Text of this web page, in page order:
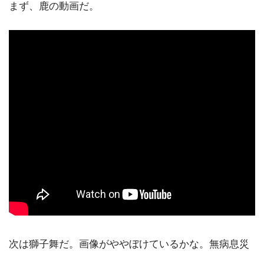
まず、鹿の動画だ。
次は獅子舞だ。画像がややぼけているかな。無病息災